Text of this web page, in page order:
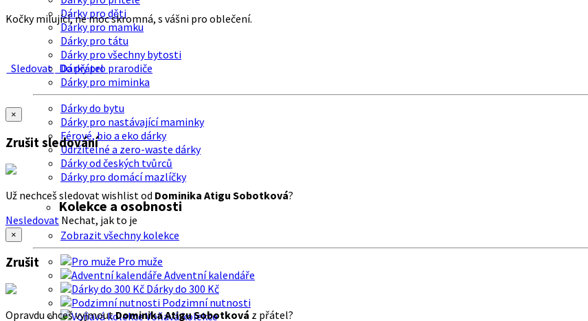
Dárky pro děti
Dárky pro mamku
Dárky pro tátu
Dárky pro všechny bytosti
Dárky pro prarodiče
Dárky pro miminka
Dárky do bytu
Dárky pro nastávající maminky
Férové, bio a eko dárky
Udržitelné a zero-waste dárky
Dárky od českých tvůrců
Dárky pro domácí mazlíčky
Kolekce a osobnosti
Zobrazit všechny kolekce
Pro muže
Adventní kalendáře
Dárky do 300 Kč
Podzimní nutnosti
Voňavá kolekce
Kočky milující, ne moc skromná, s vášni pro oblečení.
Sledovat Do přátel
×
Zrušit sledování
Už nechceš sledovat wishlist od Dominika Atigu Sobotková?
Nesledovat Nechat, jak to je
×
Zrušit
Opravdu chceš vyjmoutDominika Atigu Sobotková z přátel?